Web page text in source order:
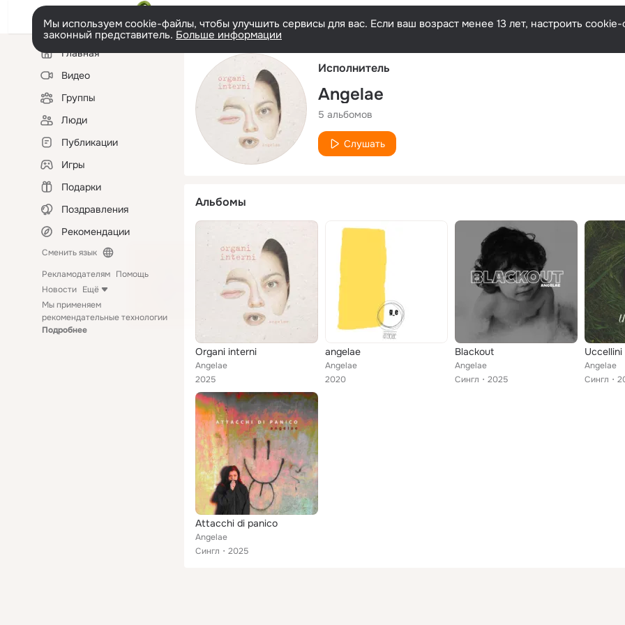
Мы используем cookie-файлы, чтобы улучшить сервисы для вас. Если ваш возраст менее 13 лет, настроить
законный представитель. Больше информации
Левая
колонкаГлавная
Видео
Группы
Люди
Публикации
Игры
Подарки
Поздравления
Рекомендации
Сменить язык
Рекламодателям Помощь
Новости Ещё
Мы применяем
рекомендательные технологии
Подробнее
Исполнитель
Angelae
5 альбомов
Слушать
Альбомы
Organi interni
Angelae
2025
angelae
Angelae
2020
Blackout
Angelae
Сингл
2025
Uccellini
Angelae
Сингл
Attacchi di panico
Angelae
Сингл
2025